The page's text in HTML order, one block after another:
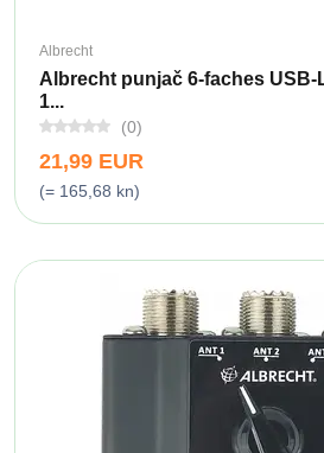
Albrecht
Albrecht punjač 6-faches USB-
1...
(0)
21,99 EUR
(= 165,68 kn)